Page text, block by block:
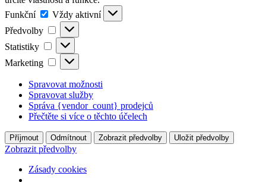
Funkční
Funkční
Vždy aktivní
Předvolby
Předvolby
Statistiky Statistiky
Marketing Marketing
Spravovat možnosti
Spravovat služby
Správa {vendor_count} prodejců
Přečtěte si více o těchto účelech
Příjmout Odmítnout Zobrazit předvolby Uložit předvolby
Zobrazit předvolby
Zásady cookies